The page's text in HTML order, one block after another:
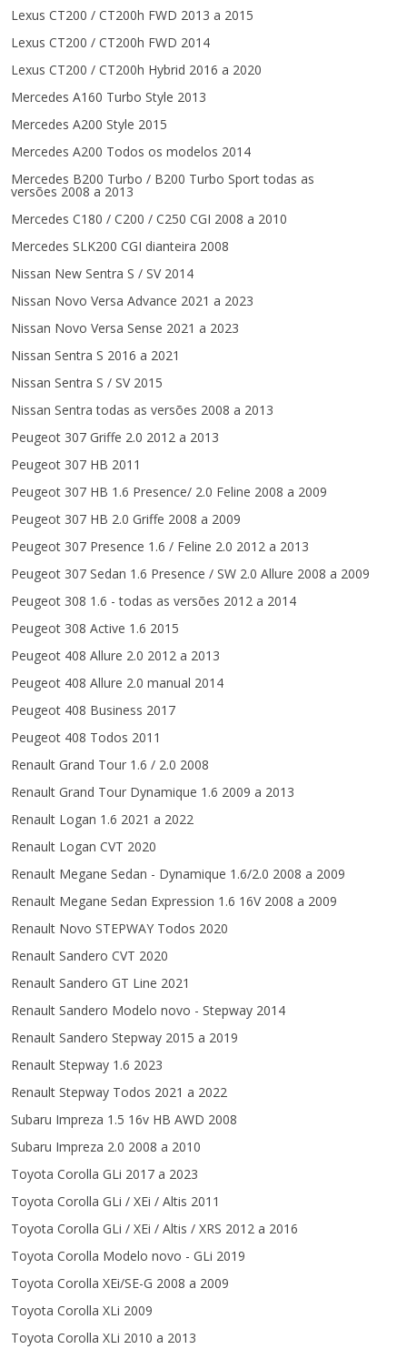
Lexus CT200 / CT200h FWD 2013 a 2015
Lexus CT200 / CT200h FWD 2014
Lexus CT200 / CT200h Hybrid 2016 a 2020
Mercedes A160 Turbo Style 2013
Mercedes A200 Style 2015
Mercedes A200 Todos os modelos 2014
Mercedes B200 Turbo / B200 Turbo Sport todas as
versões 2008 a 2013
Mercedes C180 / C200 / C250 CGI 2008 a 2010
Mercedes SLK200 CGI dianteira 2008
Nissan New Sentra S / SV 2014
Nissan Novo Versa Advance 2021 a 2023
Nissan Novo Versa Sense 2021 a 2023
Nissan Sentra S 2016 a 2021
Nissan Sentra S / SV 2015
Nissan Sentra todas as versões 2008 a 2013
Peugeot 307 Griffe 2.0 2012 a 2013
Peugeot 307 HB 2011
Peugeot 307 HB 1.6 Presence/ 2.0 Feline 2008 a 2009
Peugeot 307 HB 2.0 Griffe 2008 a 2009
Peugeot 307 Presence 1.6 / Feline 2.0 2012 a 2013
Peugeot 307 Sedan 1.6 Presence / SW 2.0 Allure 2008 a 2009
Peugeot 308 1.6 - todas as versões 2012 a 2014
Peugeot 308 Active 1.6 2015
Peugeot 408 Allure 2.0 2012 a 2013
Peugeot 408 Allure 2.0 manual 2014
Peugeot 408 Business 2017
Peugeot 408 Todos 2011
Renault Grand Tour 1.6 / 2.0 2008
Renault Grand Tour Dynamique 1.6 2009 a 2013
Renault Logan 1.6 2021 a 2022
Renault Logan CVT 2020
Renault Megane Sedan - Dynamique 1.6/2.0 2008 a 2009
Renault Megane Sedan Expression 1.6 16V 2008 a 2009
Renault Novo STEPWAY Todos 2020
Renault Sandero CVT 2020
Renault Sandero GT Line 2021
Renault Sandero Modelo novo - Stepway 2014
Renault Sandero Stepway 2015 a 2019
Renault Stepway 1.6 2023
Renault Stepway Todos 2021 a 2022
Subaru Impreza 1.5 16v HB AWD 2008
Subaru Impreza 2.0 2008 a 2010
Toyota Corolla GLi 2017 a 2023
Toyota Corolla GLi / XEi / Altis 2011
Toyota Corolla GLi / XEi / Altis / XRS 2012 a 2016
Toyota Corolla Modelo novo - GLi 2019
Toyota Corolla XEi/SE-G 2008 a 2009
Toyota Corolla XLi 2009
Toyota Corolla XLi 2010 a 2013